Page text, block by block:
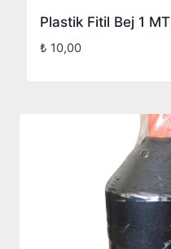
Plastik Fitil Bej 1 MT
₺ 10,00